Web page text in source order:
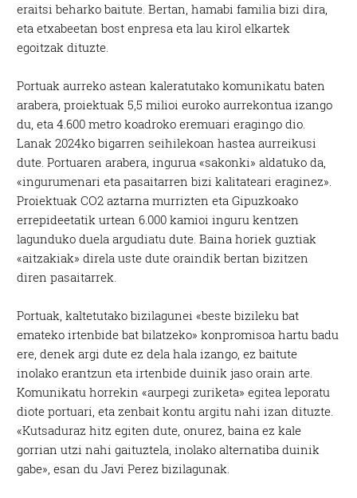
eraitsi beharko baitute. Bertan, hamabi familia bizi dira,
eta etxabeetan bost enpresa eta lau kirol elkartek
egoitzak dituzte.
Portuak aurreko astean kaleratutako komunikatu baten
arabera, proiektuak 5,5 milioi euroko aurrekontua izango
du, eta 4.600 metro koadroko eremuari eragingo dio.
Lanak 2024ko bigarren seihilekoan hastea aurreikusi
dute. Portuaren arabera, ingurua «sakonki» aldatuko da,
«ingurumenari eta pasaitarren bizi kalitateari eraginez».
Proiektuak CO2 aztarna murrizten eta Gipuzkoako
errepideetatik urtean 6.000 kamioi inguru kentzen
lagunduko duela argudiatu dute. Baina horiek guztiak
«aitzakiak» direla uste dute oraindik bertan bizitzen
diren pasaitarrek.
Portuak, kaltetutako bizilagunei «beste bizileku bat
emateko irtenbide bat bilatzeko» konpromisoa hartu badu
ere, denek argi dute ez dela hala izango, ez baitute
inolako erantzun eta irtenbide duinik jaso orain arte.
Komunikatu horrekin «aurpegi zuriketa» egitea leporatu
diote portuari, eta zenbait kontu argitu nahi izan dituzte.
«Kutsaduraz hitz egiten dute, onurez, baina ez kale
gorrian utzi nahi gaituztela, inolako alternatiba duinik
gabe», esan du Javi Perez bizilagunak.